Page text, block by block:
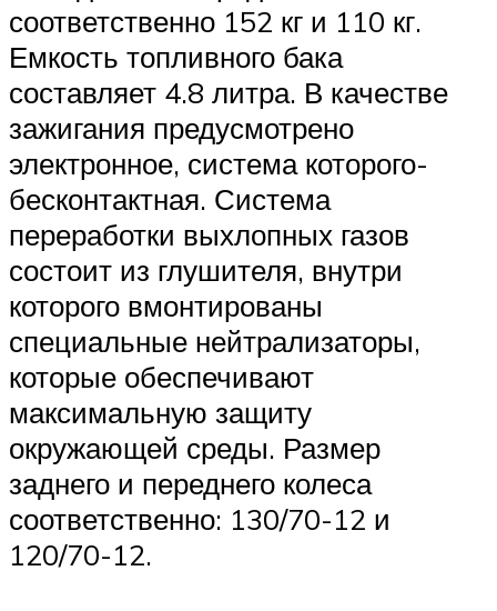
соответственно 152 кг и 110 кг.
Емкость топливного бака
составляет 4.8 литра. В качестве
зажигания предусмотрено
электронное, система которого-
бесконтактная. Система
переработки выхлопных газов
состоит из глушителя, внутри
которого вмонтированы
специальные нейтрализаторы,
которые обеспечивают
максимальную защиту
окружающей среды. Размер
заднего и переднего колеса
соответственно: 130/70-12 и
120/70-12.